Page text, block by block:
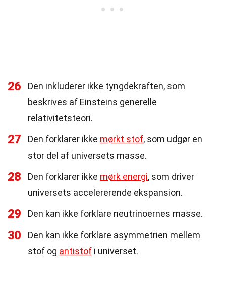
26
Den inkluderer ikke tyngdekraften, som
beskrives af Einsteins generelle
relativitetsteori.
27 Den forklarer ikke mørkt stof, som udgør en
stor del af universets masse.
28 Den forklarer ikke mørk energi, som driver
universets accelererende ekspansion.
29 Den kan ikke forklare neutrinoernes masse.
30
Den kan ikke forklare asymmetrien mellem
stof og antistof i universet.